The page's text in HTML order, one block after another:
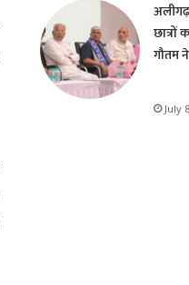
छात्रों
गौतम
July